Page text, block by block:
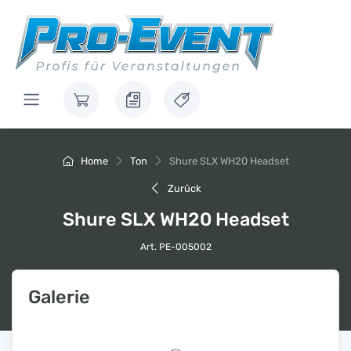
Home Ton Shure SLX WH20 Headset
Zurück
Shure SLX WH20 Headset
Art. PE-005002
Galerie